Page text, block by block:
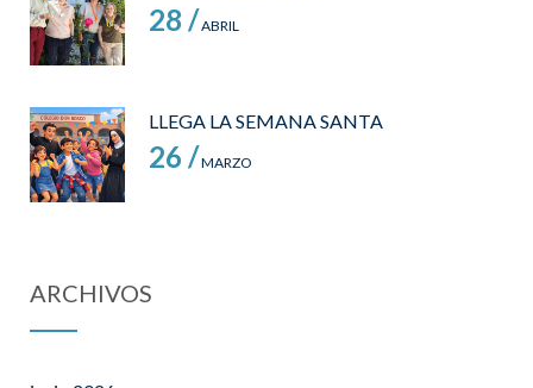
28 /ABRIL
LLEGA LA SEMANA SANTA
26 /MARZO
ARCHIVOS